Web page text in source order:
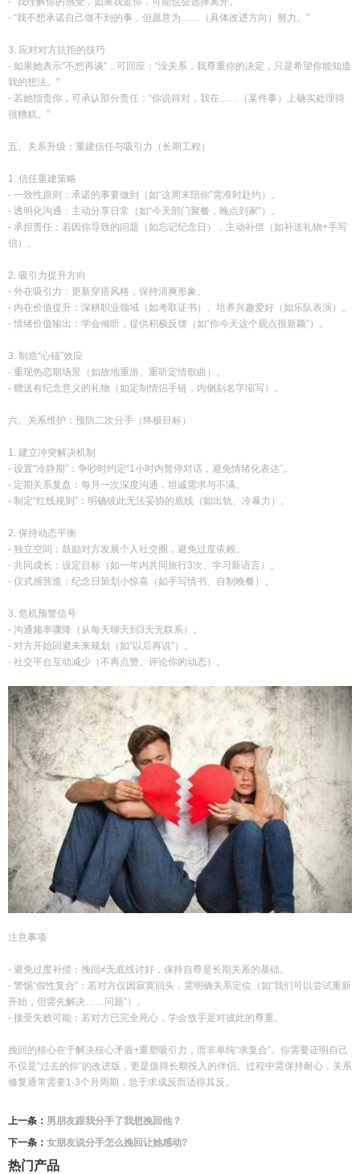
- “我不想承诺自己做不到的事，但愿意为……（具体改进方向）努力。”
3. 应对对方抗拒的技巧
- 如果她表示“不想再谈”，可回应：“没关系，我尊重你的决定，只是希望你能知道
我的想法。”
- 若她指责你，可承认部分责任：“你说得对，我在……（某件事）上确实处理得
很糟糕。”
五、关系升级：重建信任与吸引力（长期工程）
1. 信任重建策略
- 一致性原则：承诺的事要做到（如“这周末陪你”需准时赴约）。
- 透明化沟通：主动分享日常（如“今天部门聚餐，晚点到家”）。
- 承担责任：若因你导致的问题（如忘记纪念日），主动补偿（如补送礼物+手写
信）。
2. 吸引力提升方向
- 外在吸引力：更新穿搭风格，保持清爽形象。
- 内在价值提升：深耕职业领域（如考取证书）、培养兴趣爱好（如乐队表演）。
- 情绪价值输出：学会倾听，提供积极反馈（如“你今天这个观点很新颖”）。
3. 制造“心锚”效应
- 重现热恋期场景（如故地重游、重听定情歌曲）。
- 赠送有纪念意义的礼物（如定制情侣手链，内侧刻名字缩写）。
六、关系维护：预防二次分手（终极目标）
1. 建立冲突解决机制
- 设置“冷静期”：争吵时约定“1小时内暂停对话，避免情绪化表达”。
- 定期关系复盘：每月一次深度沟通，坦诚需求与不满。
- 制定“红线规则”：明确彼此无法妥协的底线（如出轨、冷暴力）。
2. 保持动态平衡
- 独立空间：鼓励对方发展个人社交圈，避免过度依赖。
- 共同成长：设定目标（如一年内共同旅行3次、学习新语言）。
- 仪式感营造：纪念日策划小惊喜（如手写情书、自制晚餐）。
3. 危机预警信号
- 沟通频率骤降（从每天聊天到3天无联系）。
- 对方开始回避未来规划（如“以后再说”）。
- 社交平台互动减少（不再点赞、评论你的动态）。
注意事项
- 避免过度补偿：挽回≠无底线讨好，保持自尊是长期关系的基础。
- 警惕“假性复合”：若对方仅因寂寞回头，需明确关系定位（如“我们可以尝试重新
开始，但需先解决……问题”）。
- 接受失败可能：若对方已完全死心，学会放手是对彼此的尊重。
挽回的核心在于解决核心矛盾+重塑吸引力，而非单纯“求复合”。你需要证明自己
不仅是“过去的你”的改进版，更是值得长期投入的伴侣。过程中需保持耐心，关系
修复通常需要1-3个月周期，急于求成反而适得其反。
上一条： 男朋友跟我分手了我想挽回他？
下一条： 女朋友说分手怎么挽回让她感动?
热门产品